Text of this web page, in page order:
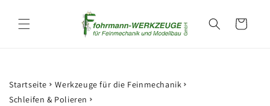
au
Panier
Startseite
Werkzeuge für die Feinmechanik
Schleifen & Polieren